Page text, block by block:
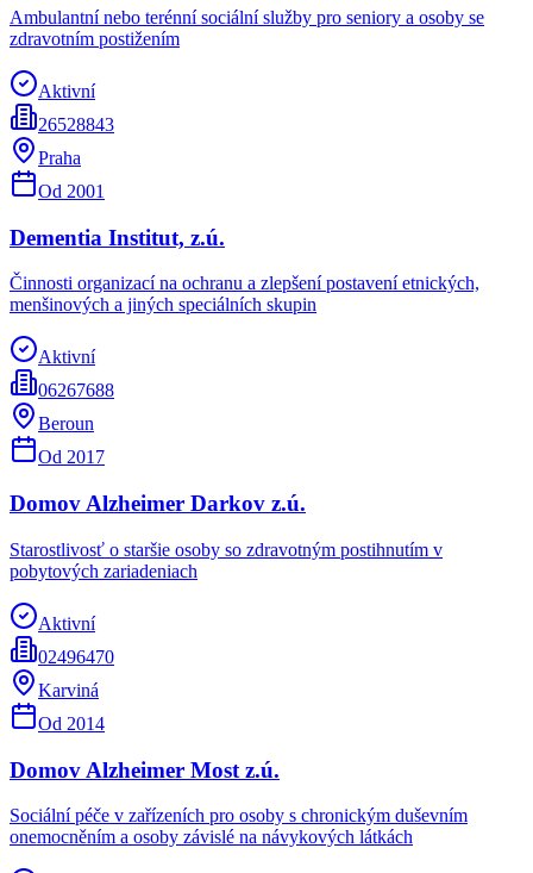
Ambulantní nebo terénní sociální služby pro seniory a osoby se
zdravotním postižením
Aktivní
26528843
Praha
Od 2001
Dementia Institut, z.ú.
Činnosti organizací na ochranu a zlepšení postavení etnických,
menšinových a jiných speciálních skupin
Aktivní
06267688
Beroun
Od 2017
Domov Alzheimer Darkov z.ú.
Starostlivosť o staršie osoby so zdravotným postihnutím v
pobytových zariadeniach
Aktivní
02496470
Karviná
Od 2014
Domov Alzheimer Most z.ú.
Sociální péče v zařízeních pro osoby s chronickým duševním
onemocněním a osoby závislé na návykových látkách